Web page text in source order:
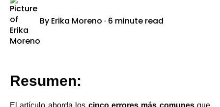
By Erika Moreno · 6 minute read
Resumen: